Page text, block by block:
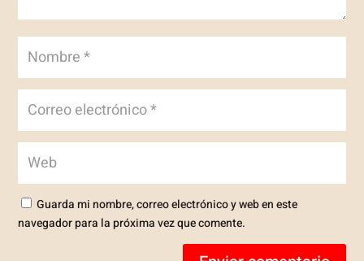
Guarda mi nombre, correo electrónico y web en este
navegador para la próxima vez que comente.